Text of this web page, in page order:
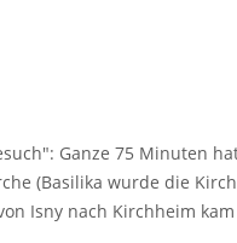
Ganze 75 Minuten
(Basilika wurde die
Isny nach Kirchheim